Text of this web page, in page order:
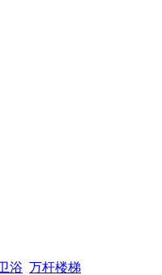
浴 万杆楼梯